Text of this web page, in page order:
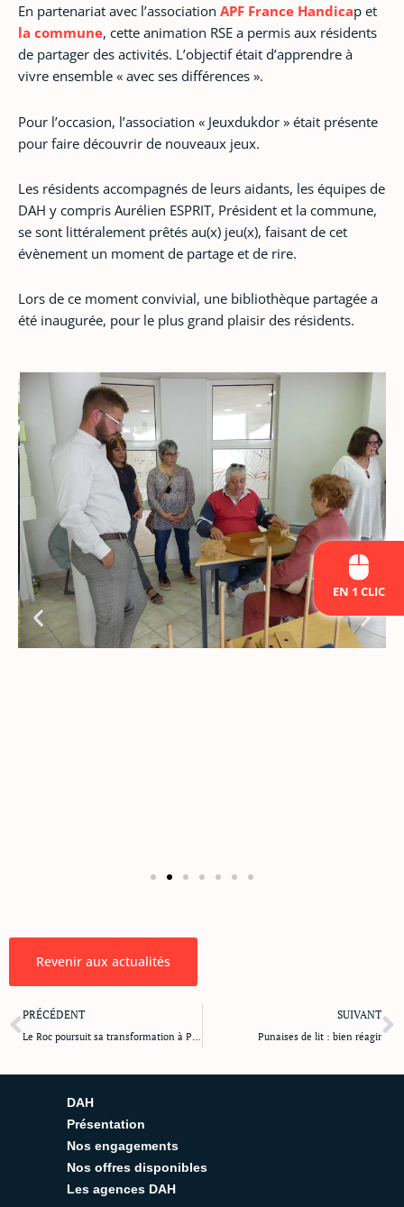
EN 1 CLIC
En partenariat avec l’association APF France Handicap et
la commune, cette animation RSE a permis aux résidents
de partager des activités. L’objectif était d’apprendre à
vivre ensemble « avec ses différences ».
Pour l’occasion, l’association « Jeuxdukdor » était présente
pour faire découvrir de nouveaux jeux.
Les résidents accompagnés de leurs aidants, les équipes de
DAH y compris Aurélien ESPRIT, Président et la commune,
se sont littéralement prêtés au(x) jeu(x), faisant de cet
évènement un moment de partage et de rire.
Lors de ce moment convivial, une bibliothèque partagée a
été inaugurée, pour le plus grand plaisir des résidents.
Revenir aux actualités
Précédent
PRÉCÉDENT SUIVANT
Punaises de lit : bien réagir
DAH
Présentation
Nos engagements
Nos offres disponibles
Les agences DAH